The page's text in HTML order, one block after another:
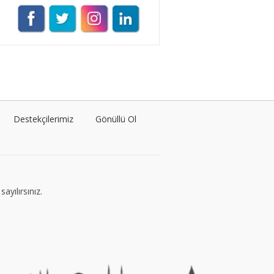
Müge Suyolcu
Naz Kural
Destekçilerimiz
Gönüllü Ol